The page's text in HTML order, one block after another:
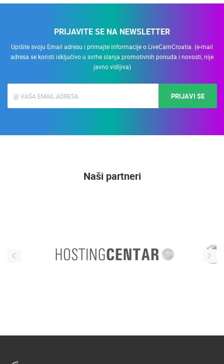
PRIJAVITE SE NA NEWSLETTER
Upišite svoju Email adresu i primajte informacije o LiveCamCroatia. (e-mail
adresa se koristi isključivo u svrhe slanja promotivnih ponuda i novosti, nije
javno vidljiva)
PRIJAVI SE
Naši partneri